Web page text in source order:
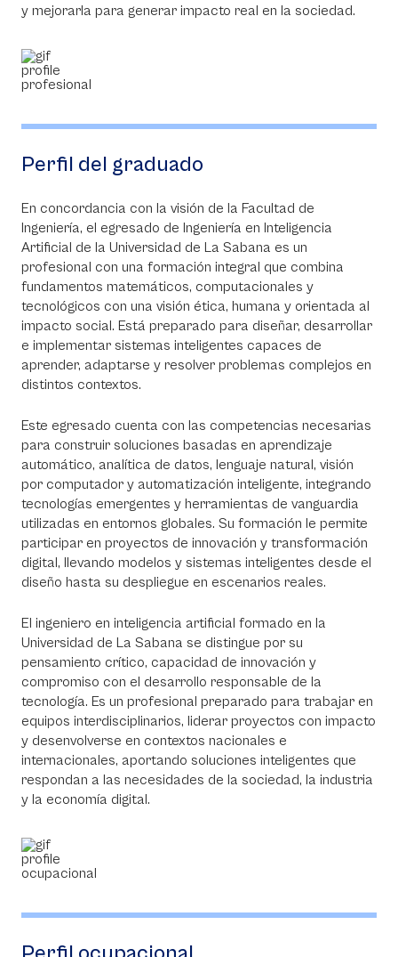
y mejorarla para generar impacto real en la sociedad.
Perfil del graduado
En concordancia con la visión de la Facultad de
Ingeniería, el egresado de Ingeniería en Inteligencia
Artificial de la Universidad de La Sabana es un
profesional con una formación integral que combina
fundamentos matemáticos, computacionales y
tecnológicos con una visión ética, humana y orientada al
impacto social. Está preparado para diseñar, desarrollar
e implementar sistemas inteligentes capaces de
aprender, adaptarse y resolver problemas complejos en
distintos contextos.
Este egresado cuenta con las competencias necesarias
para construir soluciones basadas en aprendizaje
automático, analítica de datos, lenguaje natural, visión
por computador y automatización inteligente, integrando
tecnologías emergentes y herramientas de vanguardia
utilizadas en entornos globales. Su formación le permite
participar en proyectos de innovación y transformación
digital, llevando modelos y sistemas inteligentes desde el
diseño hasta su despliegue en escenarios reales.
El ingeniero en inteligencia artificial formado en la
Universidad de La Sabana se distingue por su
pensamiento crítico, capacidad de innovación y
compromiso con el desarrollo responsable de la
tecnología. Es un profesional preparado para trabajar en
equipos interdisciplinarios, liderar proyectos con impacto
y desenvolverse en contextos nacionales e
internacionales, aportando soluciones inteligentes que
respondan a las necesidades de la sociedad, la industria
y la economía digital.